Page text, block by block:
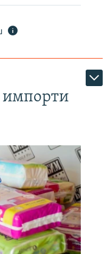
импорти